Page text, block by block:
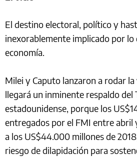
El destino electoral, político y
inexorablemente implicado por lo
economía.
Milei y Caputo lanzaron a rodar
llegará un inminente respaldo del
estadounidense, porque los
entregados por el FMI entre abril
a los US$44.000 millones de
riesgo de dilapidación para